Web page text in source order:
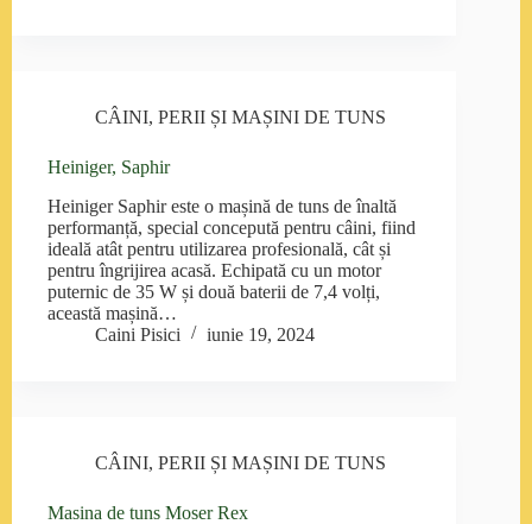
CÂINI, PERII ȘI MAȘINI DE TUNS
Heiniger, Saphir
Heiniger Saphir este o mașină de tuns de înaltă
performanță, special concepută pentru câini, fiind
ideală atât pentru utilizarea profesională, cât și
pentru îngrijirea acasă. Echipată cu un motor
puternic de 35 W și două baterii de 7,4 volți,
această mașină…
Caini Pisici
iunie 19, 2024
CÂINI, PERII ȘI MAȘINI DE TUNS
Masina de tuns Moser Rex